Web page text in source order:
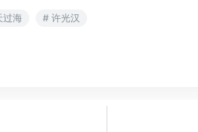
过海 # 许光汉